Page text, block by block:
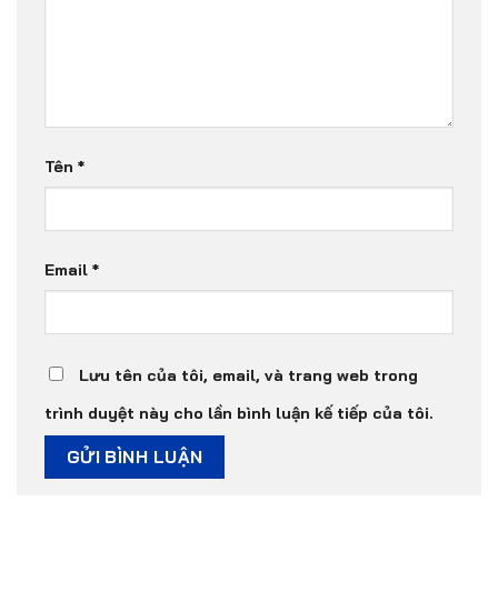
Tên *
Email *
Lưu tên của tôi, email, và trang web trong
trình duyệt này cho lần bình luận kế tiếp của tôi.